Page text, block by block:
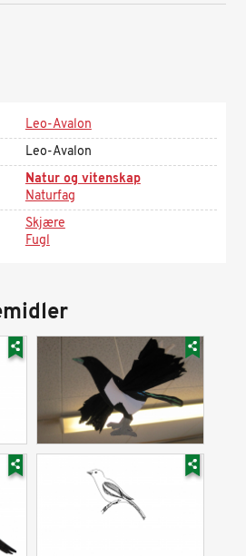
Leo-Avalon
Leo-Avalon
Natur og vitenskap
Naturfag
Skjære
Fugl